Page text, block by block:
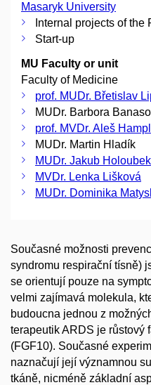
Masaryk University
Internal projects of
Start-up
MU Faculty or unit
Faculty of Medicine
prof. MUDr. Břetislav
MUDr. Barbora
prof. MVDr. Aleš
MUDr. Martin Hladík
MUDr. Jakub
MVDr. Lenka Lišková
MUDr. Dominika
Současné možnosti
syndromu respirační tísně)
se orientují pouze na
velmi zajímavá molekula,
budoucna jednou z
terapeutik ARDS je růstový
(FGF10). Současné
naznačují její významnou
tkáně, nicméně základní